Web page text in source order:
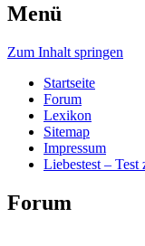
Menü
Zum Inhalt springen
Startseite
Forum
Lexikon
Sitemap
Impressum
Liebestest – Test
Forum